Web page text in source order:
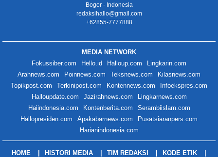
Bogor - Indonesia
redaksihallo@gmail.com
+62855-7777888
MEDIA NETWORK
Fokussiber.com
Hello.id Halloup.com
Lingkarin.com
Arahnews.com
Poinnews.com Teksnews.com
Kilasnews.com
Topikpost.com
Terkinipost.com Kontennews.com
Infoekspres.com
Halloupdate.com
Jazirahnews.com
Lingkarnews.com
Haiindonesia.com
Kontenberita.com
Serambiislam.com
Hallopresiden.com
Apakabarnews.com
Pusatsiaranpers.com
Harianindonesia.com
HOME HISTORI MEDIA TIM REDAKSI
KODE ETIK